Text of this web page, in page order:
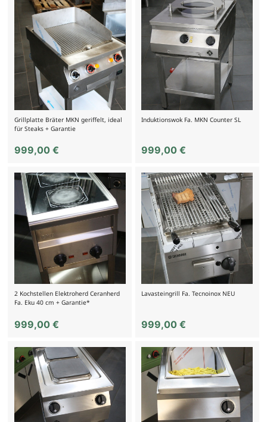
Grillplatte Bräter MKN geriffelt, ideal
für Steaks + Garantie
999,00 €
Induktionswok Fa. MKN Counter SL
999,00€
2 Kochstellen Elektroherd Ceranherd
Fa. Eku 40 cm + Garantie*
999,00 €
Lavasteingrill Fa. Tecnoinox NEU
999,00€